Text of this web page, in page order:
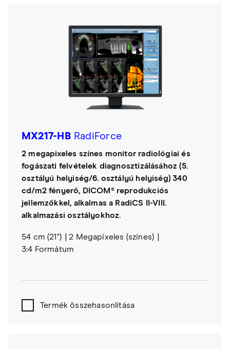
MX217-HBRadiForce
2 megapixeles színes monitor radiológiai és
fogászati felvételek diagnosztizálásához (5.
osztályú helyiség/6. osztályú helyiség) 340
cd/m2 fényerő, DICOM® reprodukciós
jellemzőkkel, alkalmas a RadiCS II-VIII.
alkalmazási osztályokhoz.
54 cm (21")
2 Megapixeles (színes)
3:4 Formátum
Termék összehasonlítása